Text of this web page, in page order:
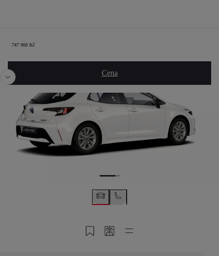
747 900 Kč
Cena
Shrnutí
Předchozí Další
Uložit do MyToyota
Sdílet kód